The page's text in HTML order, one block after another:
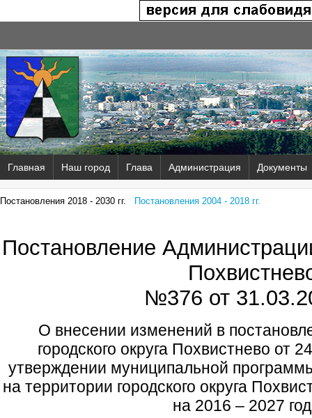
Главная Наш город Глава Администрация Документы
Постановления 2018 - 2030 гг. Постановления 2004 - 2018 гг.
Постановление
№376 от
О внесении изменений в
городского округа Похвистнево от
утверждении муниципальной
на территории городского округа
на 2016 – 2027